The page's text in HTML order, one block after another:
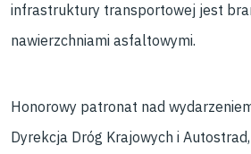
infrastruktury transportowej jest
nawierzchniami asfaltowymi.
Honorowy patronat nad
Dyrekcja Dróg Krajowych i